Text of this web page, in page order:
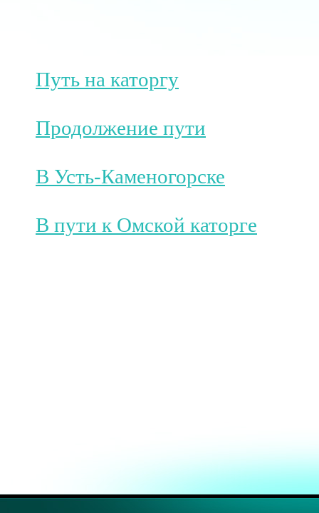
Путь на каторгу
Продолжение пути
В Усть-Каменогорске
В пути к Омской каторге